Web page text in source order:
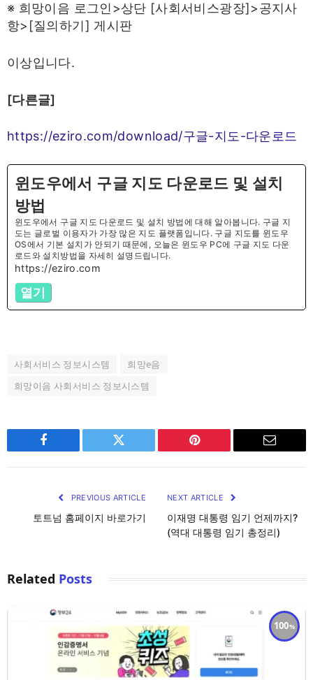
※ 희망이음 로그인>상단 [사회서비스광장]>공지사
항>[질의하기] 게시판
이상입니다.
[다른글]
https://eziro.com/download/구글-지도-다운로드
윈도우에서 구글 지도 다운로드 및 설치
방법
윈도우에서 구글 지도 다운로드 및 설치 방법에 대해 알아봅니다. 구글 지
도는 글로벌 이용자가 가장 많은 지도 플랫폼입니다. 구글 지도를 윈도우
OS에서 기본 설치가 안되기 때문에, 오늘은 윈도우 PC에 구글 지도 다운
로드와 설치방법을 자세히 설명드립니다.
https://eziro.com
열기
사회서비스 정보시스템
희망e음
희망이음 사회서비스 정보시스템
Facebook Twitter Pinterest Email
PREVIOUS ARTICLE
토트넘 홈페이지 바로가기
NEXT ARTICLE
이재명 대통령 임기 언제까지?
(역대 대통령 임기 총정리)
Related Posts
100